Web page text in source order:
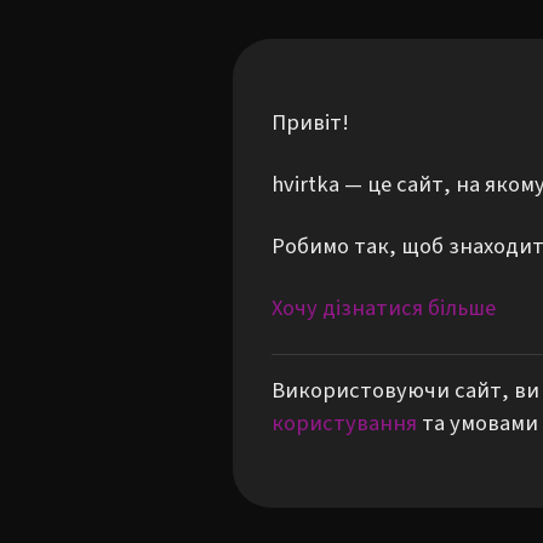
Привіт!
hvirtka — це сайт, на
Робимо так, щоб
Хочу дізнатися більше
Використовуючи сайт,
користування та умовами